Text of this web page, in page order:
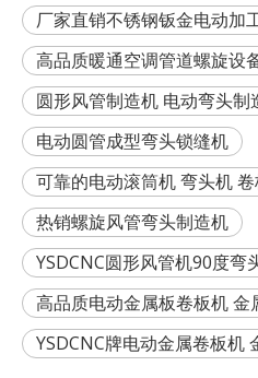
厂家直销不锈钢钣金电动加
高品质暖通空调管道螺旋设
圆形风管制造机 电动弯头制
电动圆管成型弯头锁缝机
可靠的电动滚筒机 弯头机
热销螺旋风管弯头制造机
YSDCNC圆形风管机90度弯
高品质电动金属板卷板机 金
YSDCNC牌电动金属卷板机